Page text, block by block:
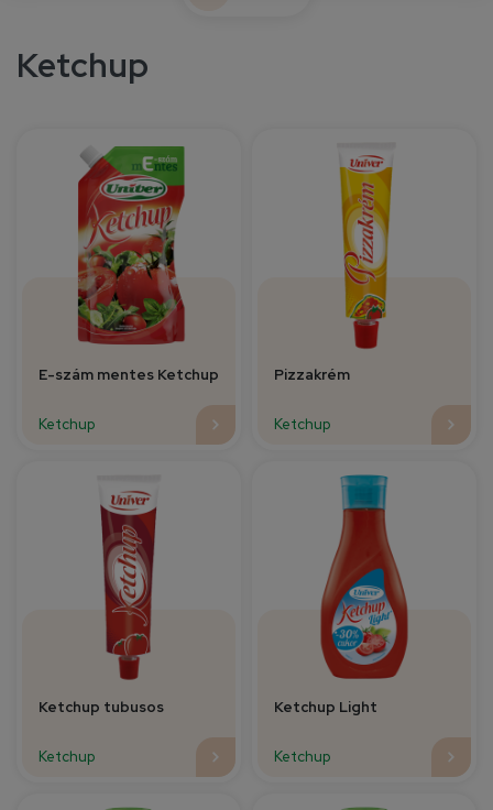
Ketchup
E-szám mentes Ketchup
Ketchup
Pizzakrém
Ketchup
Ketchup tubusos
Ketchup
Ketchup Light
Ketchup